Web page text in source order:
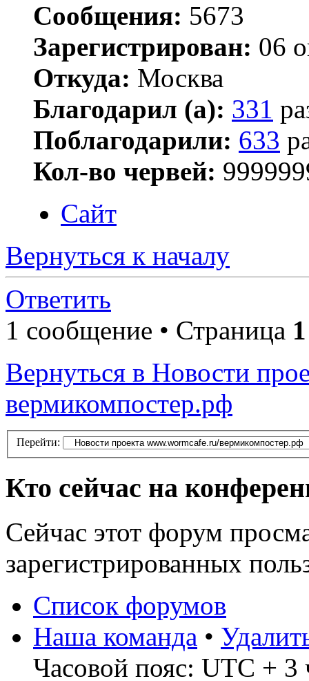
Сообщения: 5673
Зарегистрирован: 06
Откуда: Москва
Благодарил (а): 331
Поблагодарили: 633
Кол-во червей:
Сайт
Вернуться к началу
Ответить
1 сообщение • Страница 1
Вернуться в Новости
вермикомпостер.рф
Перейти:
Кто сейчас на
Сейчас этот форум
зарегистрированных
Список форумов
Наша команда •
Часовой пояс: UTC + 3